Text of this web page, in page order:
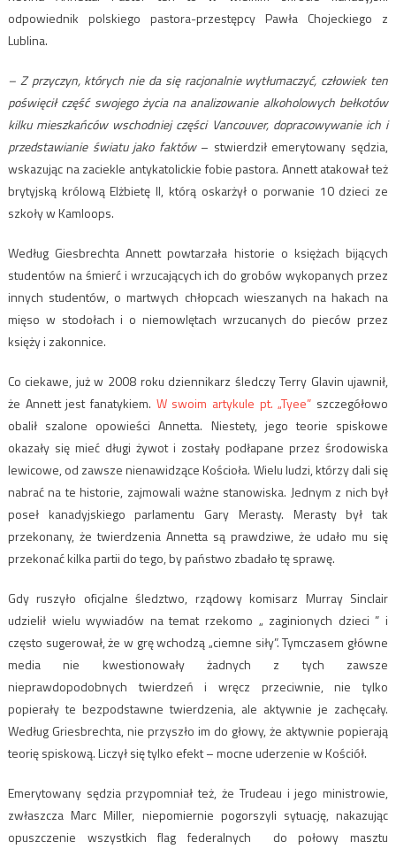
odpowiednik polskiego pastora-przestępcy Pawła Chojeckiego z
Lublina.
– Z przyczyn, których nie da się racjonalnie wytłumaczyć, człowiek ten
poświęcił część swojego życia na analizowanie alkoholowych bełkotów
kilku mieszkańców wschodniej części Vancouver, dopracowywanie ich i
przedstawianie światu jako faktów– stwierdził emerytowany sędzia,
wskazując na zaciekle antykatolickie fobie pastora. Annett atakował też
brytyjską królową Elżbietę II, którą oskarżył o porwanie 10 dzieci ze
szkoły w Kamloops.
Według Giesbrechta Annett powtarzała historie o księżach bijących
studentów na śmierć i wrzucających ich do grobów wykopanych przez
innych studentów, o martwych chłopcach wieszanych na hakach na
mięso w stodołach i o niemowlętach wrzucanych do pieców przez
księży i ​​zakonnice.
Co ciekawe, już w 2008 roku dziennikarz śledczy Terry Glavin ujawnił,
że Annett jest fanatykiem. W swoim artykule pt. „Tyee” szczegółowo
obalił szalone opowieści Annetta. Niestety, jego teorie spiskowe
okazały się mieć długi żywot i zostały podłapane przez środowiska
lewicowe, od zawsze nienawidzące Kościoła. Wielu ludzi, którzy dali się
nabrać na te historie, zajmowali ważne stanowiska. Jednym z nich był
poseł kanadyjskiego parlamentu Gary Merasty. Merasty był tak
przekonany, że twierdzenia Annetta są prawdziwe, że udało mu się
przekonać kilka partii do tego, by państwo zbadało tę sprawę.
Gdy ruszyło oficjalne śledztwo, rządowy komisarz Murray Sinclair
udzielił wielu wywiadów na temat rzekomo „ zaginionych dzieci ” i
często sugerował, że w grę wchodzą „ciemne siły”. Tymczasem główne
media nie kwestionowały żadnych z tych zawsze
nieprawdopodobnych twierdzeń i wręcz przeciwnie, nie tylko
popierały te bezpodstawne twierdzenia, ale aktywnie je zachęcały.
Według Griesbrechta, nie przyszło im do głowy, że aktywnie popierają
teorię spiskową. Liczył się tylko efekt – mocne uderzenie w Kościół.
Emerytowany sędzia przypomniał też, że Trudeau i jego ministrowie,
zwłaszcza Marc Miller, niepomiernie pogorszyli sytuację, nakazując
opuszczenie wszystkich flag federalnych do połowy masztu